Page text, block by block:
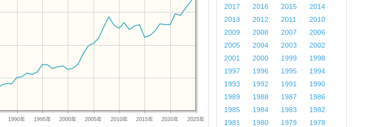
1990年 1995年 2000年 2005年 2010年 2015年 2020年 2025年
2017
2016 2015
2014
2013
2012 2011
2010
2009
2008 2007
2006
2005
2004 2003
2002
2001
2000 1999
1998
1997
1996 1995
1994
1993
1992 1991
1990
1989
1988 1987
1986
1985
1984 1983
1982
1981
1980 1979
1978